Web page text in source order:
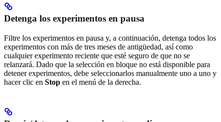
Detenga los experimentos en pausa
Filtre los experimentos en pausa y, a continuación, detenga todos los
experimentos con más de tres meses de antigüedad, así como
cualquier experimento reciente que esté seguro de que no se
relanzará. Dado que la selección en bloque no está disponible para
detener experimentos, debe seleccionarlos manualmente uno a uno y
hacer clic en Stop en el menú de la derecha.